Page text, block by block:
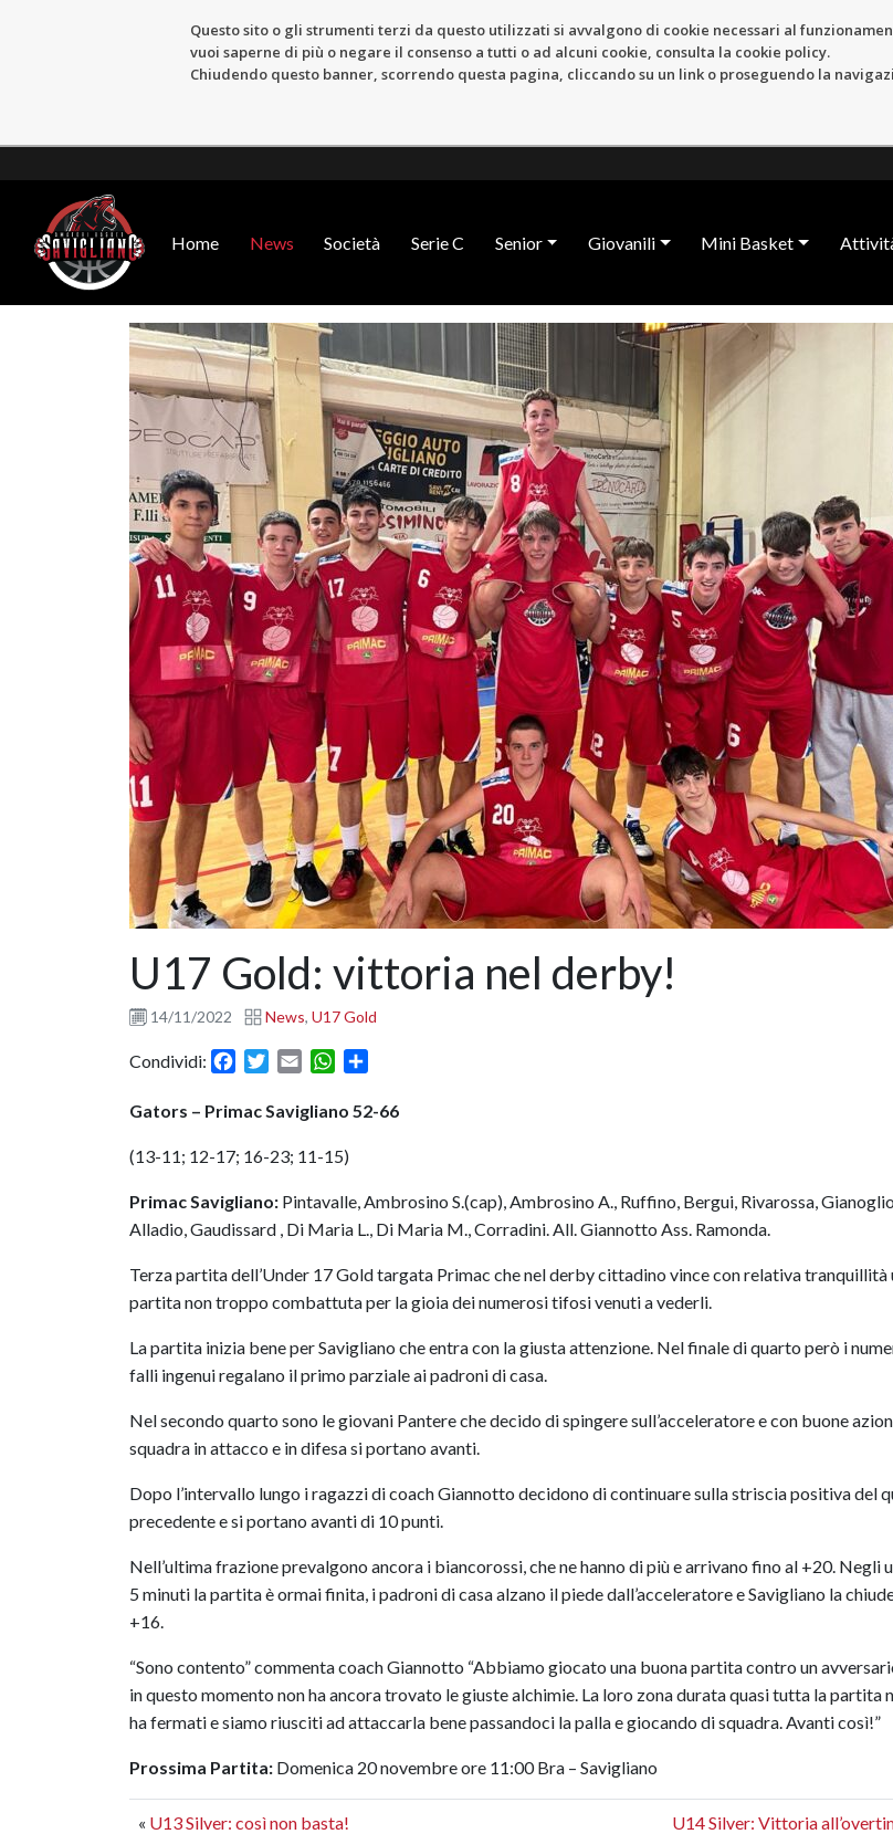
Questo sito o gli strumenti terzi da questo utilizzati si avvalgono di cookie necessari al
vuoi saperne di più o negare il consenso a tutti o ad alcuni cookie, consulta la cookie policy.
Chiudendo questo banner, scorrendo questa pagina, cliccando su un link o proseguendo la
Home News Società Serie C Senior Giovanili Mini Basket
U17 Gold: vittoria nel derby!
14/11/2022 News, U17 Gold
Condividi: FacebookTwitter
Email WhatsApp
Gators – Primac Savigliano 52-66
(13-11; 12-17; 16-23; 11-15)
Primac Savigliano: Pintavalle, Ambrosino S.(cap), Ambrosino A., Ruffino, Bergui, Rivarossa, Gianoglio,
Alladio, Gaudissard , Di Maria L., Di Maria M., Corradini. All. Giannotto Ass. Ramonda.
Terza partita dell’Under 17 Gold targata Primac che nel derby cittadino vince con relativa tranquillità
partita non troppo combattuta per la gioia dei numerosi tifosi venuti a vederli.
La partita inizia bene per Savigliano che entra con la giusta attenzione. Nel finale di quarto però i
falli ingenui regalano il primo parziale ai padroni di casa.
Nel secondo quarto sono le giovani Pantere che decido di spingere sull’acceleratore e con buone
squadra in attacco e in difesa si portano avanti.
Dopo l’intervallo lungo i ragazzi di coach Giannotto decidono di continuare sulla striscia positiva del
precedente e si portano avanti di 10 punti.
Nell’ultima frazione prevalgono ancora i biancorossi, che ne hanno di più e arrivano fino al +20. Negli
5 minuti la partita è ormai finita, i padroni di casa alzano il piede dall’acceleratore e Savigliano la
+16.
“Sono contento” commenta coach Giannotto “Abbiamo giocato una buona partita contro un
in questo momento non ha ancora trovato le giuste alchimie. La loro zona durata quasi tutta la partita
ha fermati e siamo riusciti ad attaccarla bene passandoci la palla e giocando di squadra. Avanti così!”
Prossima Partita: Domenica 20 novembre ore 11:00 Bra – Savigliano
« U13 Silver: così non basta! U14 Silver: Vittoria